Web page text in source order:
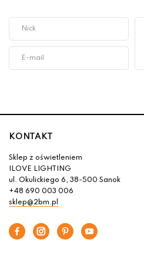
KONTAKT
Sklep z oświetleniem
ILOVE LIGHTING
ul. Okulickiego 6, 38-500 Sanok
+48 690 003 006
sklep@2bm.pl